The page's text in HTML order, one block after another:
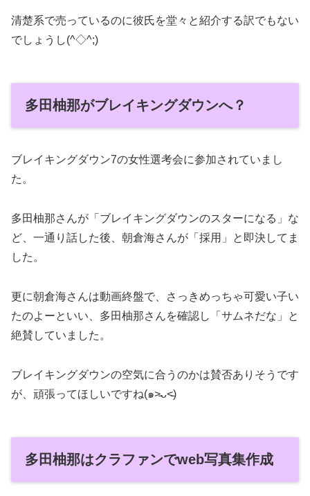
清楚系で売っているのに彼氏を堂々と紹介する訳でもない
でしょうし(^◇^;)
多田柚那がブレイキングダウンへ？
ブレイキングダウン7の女性選考会に参加されていまし
た。
多田柚那さんが「ブレイキングダウンのスターになる」な
ど、一通り話した後、朝倉海さんが「採用」と即決してま
した。
更に朝倉海さんは動画終盤で、さっきめっちゃ可愛い子い
たのよーといい、多田柚那さんを確認し「サムネだな」と
絶賛していました。
ブレイキングダウンの空気に合うのかは賛否ありそうです
が、頑張ってほしいですね(๑˃̵ᴗ˂̵)
多田柚那はクラファンでweb写真集作成